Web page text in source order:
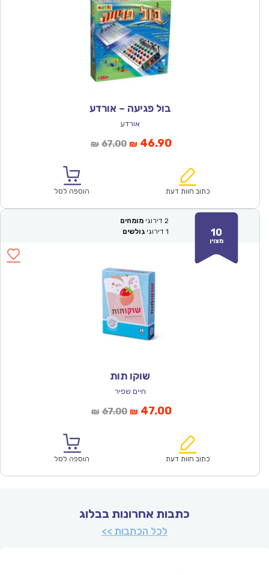
בול פגיעה – אורדע
אורדע
₪ 67.00המחיר
₪67.00.
₪ 46.90המחיר
הוא:
כתוב חוות דעת הוספה לסל
10
מצוין
2 דירוגי מומחים
1 דירוגי גולשים
שוקו תות
חיים שפיר
₪ 67.00המחיר
₪67.00.
₪ 47.00המחיר
הוא:
כתוב חוות דעת הוספה לסל
כתבות אחרונות בבלוג
לכל הכתבות >>